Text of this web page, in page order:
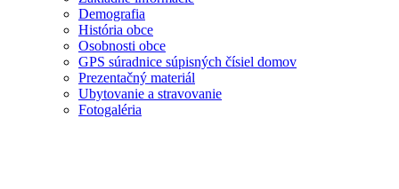
Demografia
História obce
Osobnosti obce
GPS súradnice súpisných čísiel domov
Prezentačný materiál
Ubytovanie a stravovanie
Fotogaléria